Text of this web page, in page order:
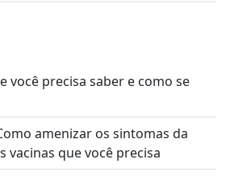
você precisa saber e como se
amenizar os sintomas da
vacinas que você precisa